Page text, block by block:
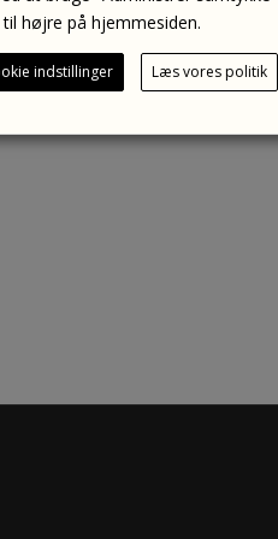
højre på hjemmesiden.
indstillinger Læs vores politik